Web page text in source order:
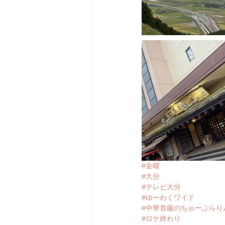
#金曜
#大分
#テレビ大分
#ゆーわくワイド
#中華首藤のちゅーぶらり
#ロケ終わり